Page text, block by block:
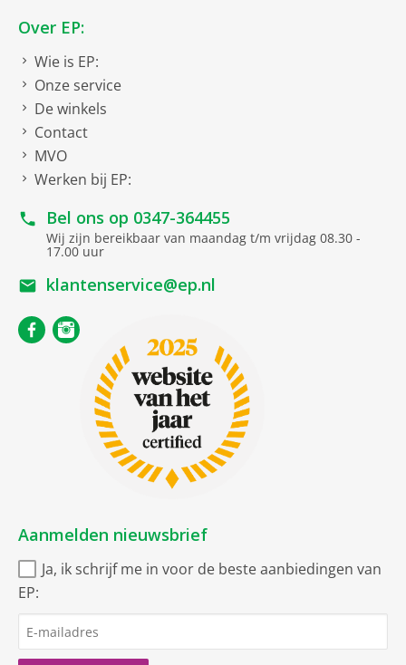
Over EP:
Wie is EP:
Onze service
De winkels
Contact
MVO
Werken bij EP:
Bel ons op 0347-364455
Wij zijn bereikbaar van maandag t/m vrijdag 08.30 -
17.00 uur
klantenservice@ep.nl
Aanmelden nieuwsbrief
Ja, ik schrijf me in voor de beste aanbiedingen van
EP: